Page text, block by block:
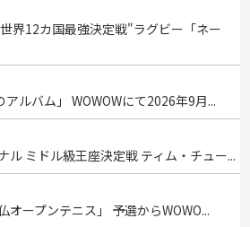
界12カ国最強決定戦"ラグビー「ネー
ルバム」 WOWOWにて2026年9⽉...
ル ミドル級王座決定戦 ティム・チュー...
オープンテニス」 予選からWOWO...